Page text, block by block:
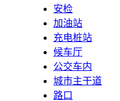
安检
加油站
充电桩站
候车厅
公交车内
城市主干道
路口